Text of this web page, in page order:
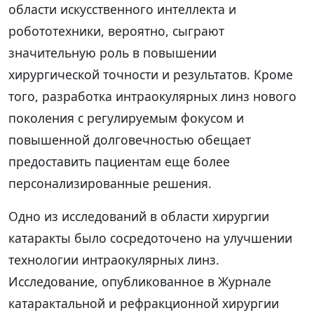
области искусственного интеллекта и
робототехники, вероятно, сыграют
значительную роль в повышении
хирургической точности и результатов. Кроме
того, разработка интраокулярных линз нового
поколения с регулируемым фокусом и
повышенной долговечностью обещает
предоставить пациентам еще более
персонализированные решения.
Одно из исследований в области хирургии
катаракты было сосредоточено на улучшении
технологии интраокулярных линз.
Исследование, опубликованное в Журнале
катарактальной и рефракционной хирургии